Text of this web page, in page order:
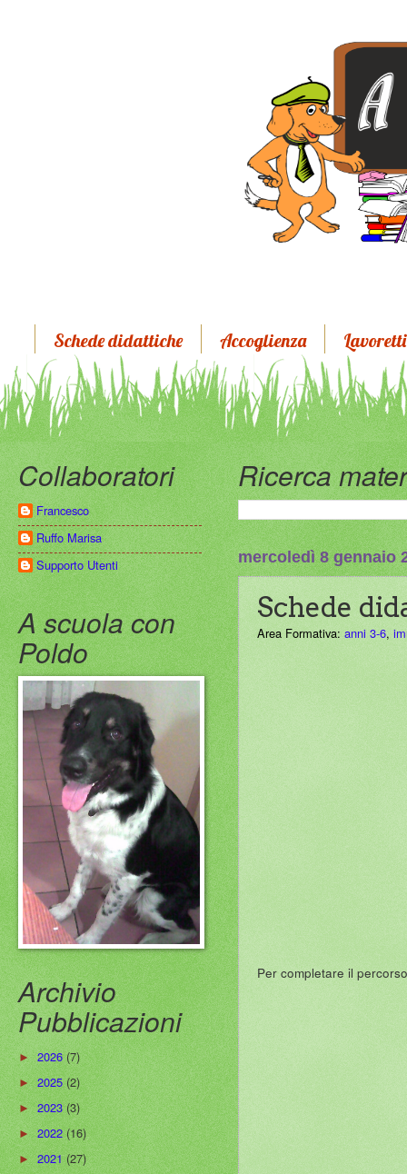
Schede didattiche Accoglienza Lavoretti
Ricerca
mercoledì 8 gennaio
Schede
Area Formativa: anni 3-6,
Per completare il
Collaboratori
Francesco
Ruffo Marisa
Supporto Utenti
A scuola con
Poldo
Archivio
Pubblicazioni
►2026(7)
►2025(2)
►2023(3)
►2022(16)
►2021(27)